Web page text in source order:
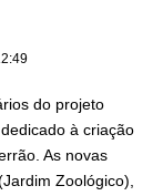
do projeto
à criação
As novas
Zoológico),